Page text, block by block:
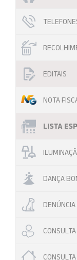
EDITAIS
NOTA
LISTA
DANÇA